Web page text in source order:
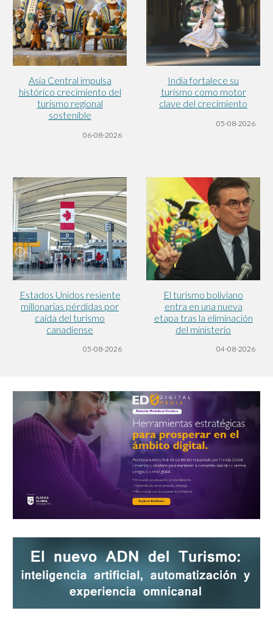
Asia Central impulsa
histórico crecimiento del
turismo regional
sostenible
06-08-2026
India fortalece su
turismo como motor
clave del crecimiento
05-08-2026
Estados Unidos resiente
millonarias pérdidas por
caída del turismo
canadiense
05-08-2026
El turismo boliviano
entra en una nueva
etapa tras la eliminación
del ministerio
04-08-2026